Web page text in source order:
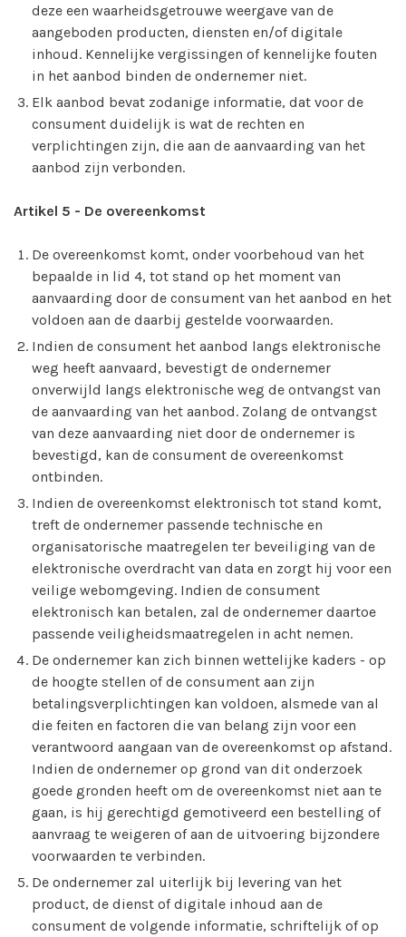
deze een waarheidsgetrouwe weergave van de
aangeboden producten, diensten en/of digitale
inhoud. Kennelijke vergissingen of kennelijke fouten
in het aanbod binden de ondernemer niet.
Elk aanbod bevat zodanige informatie, dat voor de
consument duidelijk is wat de rechten en
verplichtingen zijn, die aan de aanvaarding van het
aanbod zijn verbonden.
Artikel 5 - De overeenkomst
De overeenkomst komt, onder voorbehoud van het
bepaalde in lid 4, tot stand op het moment van
aanvaarding door de consument van het aanbod en het
voldoen aan de daarbij gestelde voorwaarden.
Indien de consument het aanbod langs elektronische
weg heeft aanvaard, bevestigt de ondernemer
onverwijld langs elektronische weg de ontvangst van
de aanvaarding van het aanbod. Zolang de ontvangst
van deze aanvaarding niet door de ondernemer is
bevestigd, kan de consument de overeenkomst
ontbinden.
Indien de overeenkomst elektronisch tot stand komt,
treft de ondernemer passende technische en
organisatorische maatregelen ter beveiliging van de
elektronische overdracht van data en zorgt hij voor een
veilige webomgeving. Indien de consument
elektronisch kan betalen, zal de ondernemer daartoe
passende veiligheidsmaatregelen in acht nemen.
De ondernemer kan zich binnen wettelijke kaders - op
de hoogte stellen of de consument aan zijn
betalingsverplichtingen kan voldoen, alsmede van al
die feiten en factoren die van belang zijn voor een
verantwoord aangaan van de overeenkomst op afstand.
Indien de ondernemer op grond van dit onderzoek
goede gronden heeft om de overeenkomst niet aan te
gaan, is hij gerechtigd gemotiveerd een bestelling of
aanvraag te weigeren of aan de uitvoering bijzondere
voorwaarden te verbinden.
De ondernemer zal uiterlijk bij levering van het
product, de dienst of digitale inhoud aan de
consument de volgende informatie, schriftelijk of op